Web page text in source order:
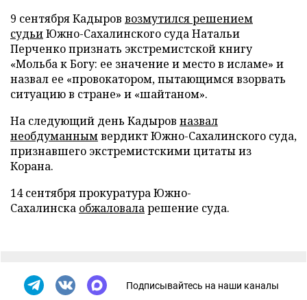
9 сентября Кадыров возмутился решением
судьиЮжно-Сахалинского суда Натальи
Перченко признать экстремистской книгу
«Мольба к Богу: ее значение и место в исламе» и
назвал ее «провокатором, пытающимся взорвать
ситуацию в стране» и «шайтаном».
На следующий день Кадыров назвал
необдуманнымвердикт Южно-Сахалинского суда,
признавшего экстремистскими цитаты из
Корана.
14 сентября прокуратура Южно-
Сахалинска обжаловаларешение суда.
Подписывайтесь на наши каналы